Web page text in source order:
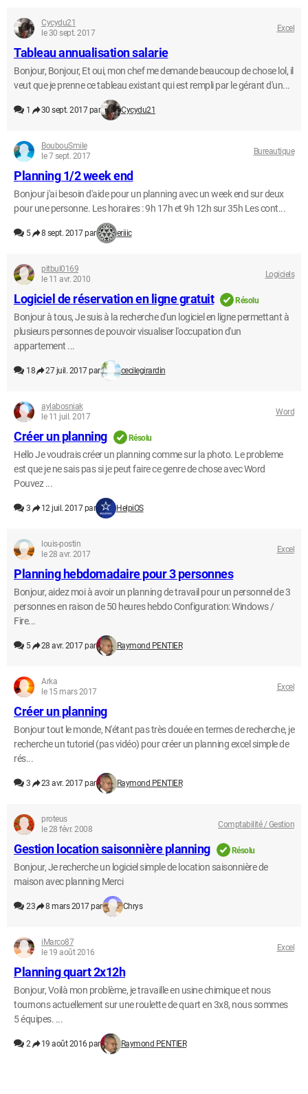
Cycydu21
le 30 sept. 2017
Excel
Tableau annualisation salarie
Bonjour, Bonjour, Et oui, mon chef me demande beaucoup de chose lol, il
veut que je prenne ce tableau existant qui est rempli par le gérant d'un...
1 30 sept. 2017 par Cycydu21
BoubouSmile
le 7 sept. 2017
Bureautique
Planning 1/2 week end
Bonjour j'ai besoin d'aide pour un planning avec un week end sur deux
pour une personne. Les horaires : 9h 17h et 9h 12h sur 35h Les cont...
5 8 sept. 2017 par eriiic
pitbul0169
le 11 avr. 2010
Logiciels
Logiciel de réservation en ligne gratuit Résolu
Bonjour à tous, Je suis à la recherche d'un logiciel en ligne permettant à
plusieurs personnes de pouvoir visualiser l'occupation d'un
appartement ...
18 27 juil. 2017 par cecilegirardin
aylabosniak
le 11 juil. 2017
Word
Créer un planning Résolu
Hello Je voudrais créer un planning comme sur la photo. Le probleme
est que je ne sais pas si je peut faire ce genre de chose avec Word
Pouvez ...
3 12 juil. 2017 par HelpiOS
louis-postin
le 28 avr. 2017
Excel
Planning hebdomadaire pour 3 personnes
Bonjour, aidez moi à avoir un planning de travail pour un personnel de 3
personnes en raison de 50 heures hebdo Configuration: Windows /
Fire...
5 28 avr. 2017 par Raymond PENTIER
Arka
le 15 mars 2017
Excel
Créer un planning
Bonjour tout le monde, N'étant pas très douée en termes de recherche, je
recherche un tutoriel (pas vidéo) pour créer un planning excel simple de
rés...
3 23 avr. 2017 par Raymond PENTIER
proteus
le 28 févr. 2008
Comptabilité / Gestion
Gestion location saisonnière planning Résolu
Bonjour, Je recherche un logiciel simple de location saisonnière de
maison avec planning Merci
23 8 mars 2017 par Chrys
iMarco87
le 19 août 2016
Excel
Planning quart 2x12h
Bonjour, Voilà mon problème, je travaille en usine chimique et nous
tournons actuellement sur une roulette de quart en 3x8, nous sommes
5 équipes. ...
2 19 août 2016 par Raymond PENTIER